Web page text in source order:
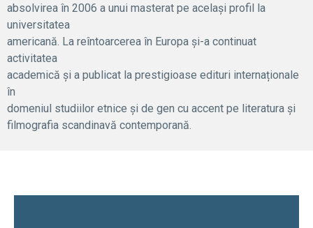
absolvirea în 2006 a unui masterat pe același profil la
universitatea
americană. La reîntoarcerea în Europa și-a continuat
activitatea
academică și a publicat la prestigioase edituri internaționale
în
domeniul studiilor etnice și de gen cu accent pe literatura și
filmografia scandinavă contemporană.